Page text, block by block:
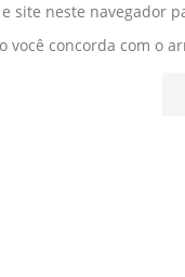
site neste navegador
concorda com o